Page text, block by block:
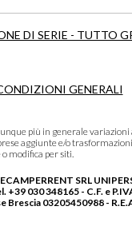
DI SERIE - TUTTO
GENERALI
più in generale
aggiunte e/o
modifica per siti.
SRL
+39 030 348165 - C.F. e
Brescia 03205450988 -